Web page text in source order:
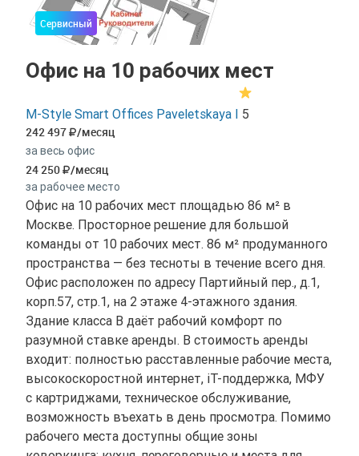
Сервисный
Офис на 10 рабочих мест
M-Style Smart Offices Paveletskaya I 5
242 497 /месяц
за весь офис
24 250 /месяц
за рабочее место
Офис на 10 рабочих мест площадью 86 м² в
Москве. Просторное решение для большой
команды от 10 рабочих мест. 86 м² продуманного
пространства — без тесноты в течение всего дня.
Офис расположен по адресу Партийный пер., д.1,
корп.57, стр.1, на 2 этаже 4-этажного здания.
Здание класса B даёт рабочий комфорт по
разумной ставке аренды. В стоимость аренды
входит: полностью расставленные рабочие места,
высокоскоростной интернет, іТ-поддержка, МФУ
с картриджами, техническое обслуживание,
возможность въехать в день просмотра. Помимо
рабочего места доступны общие зоны